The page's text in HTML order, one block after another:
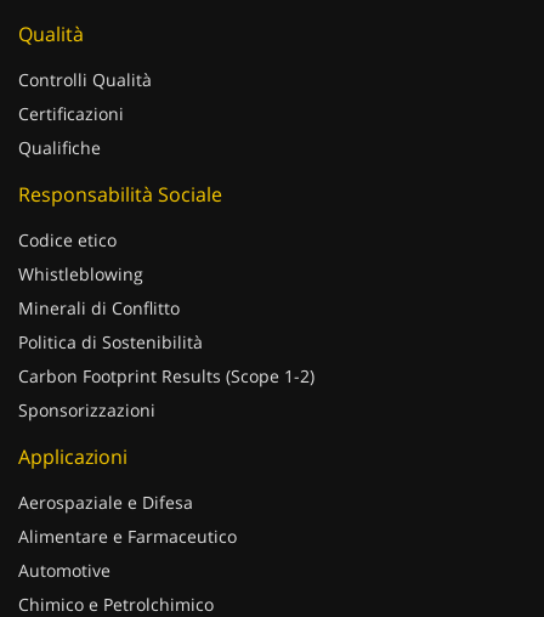
Qualità
Controlli Qualità
Certificazioni
Qualifiche
Responsabilità Sociale
Codice etico
Whistleblowing
Minerali di Conflitto
Politica di Sostenibilità
Carbon Footprint Results (Scope 1-2)
Sponsorizzazioni
Applicazioni
Aerospaziale e Difesa
Alimentare e Farmaceutico
Automotive
Chimico e Petrolchimico